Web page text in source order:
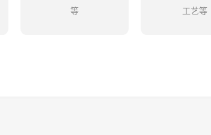
等
工艺等